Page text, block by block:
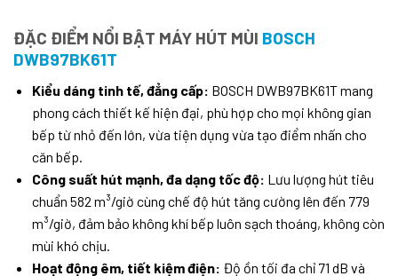
ĐẶC ĐIỂM NỔI BẬT MÁY HÚT MÙI BOSCH
DWB97BK61T
Kiểu dáng tinh tế, đẳng cấp: BOSCH DWB97BK61T mang
phong cách thiết kế hiện đại, phù hợp cho mọi không gian
bếp từ nhỏ đến lớn, vừa tiện dụng vừa tạo điểm nhấn cho
căn bếp.
Công suất hút mạnh, đa dạng tốc độ: Lưu lượng hút tiêu
chuẩn 582 m³/giờ cùng chế độ hút tăng cường lên đến 779
m³/giờ, đảm bảo không khí bếp luôn sạch thoáng, không còn
mùi khó chịu.
Hoạt động êm, tiết kiệm điện: Độ ồn tối đa chỉ 71 dB và